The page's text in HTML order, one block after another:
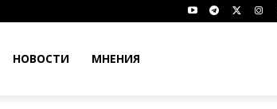
НОВОСТИ МНЕНИЯ